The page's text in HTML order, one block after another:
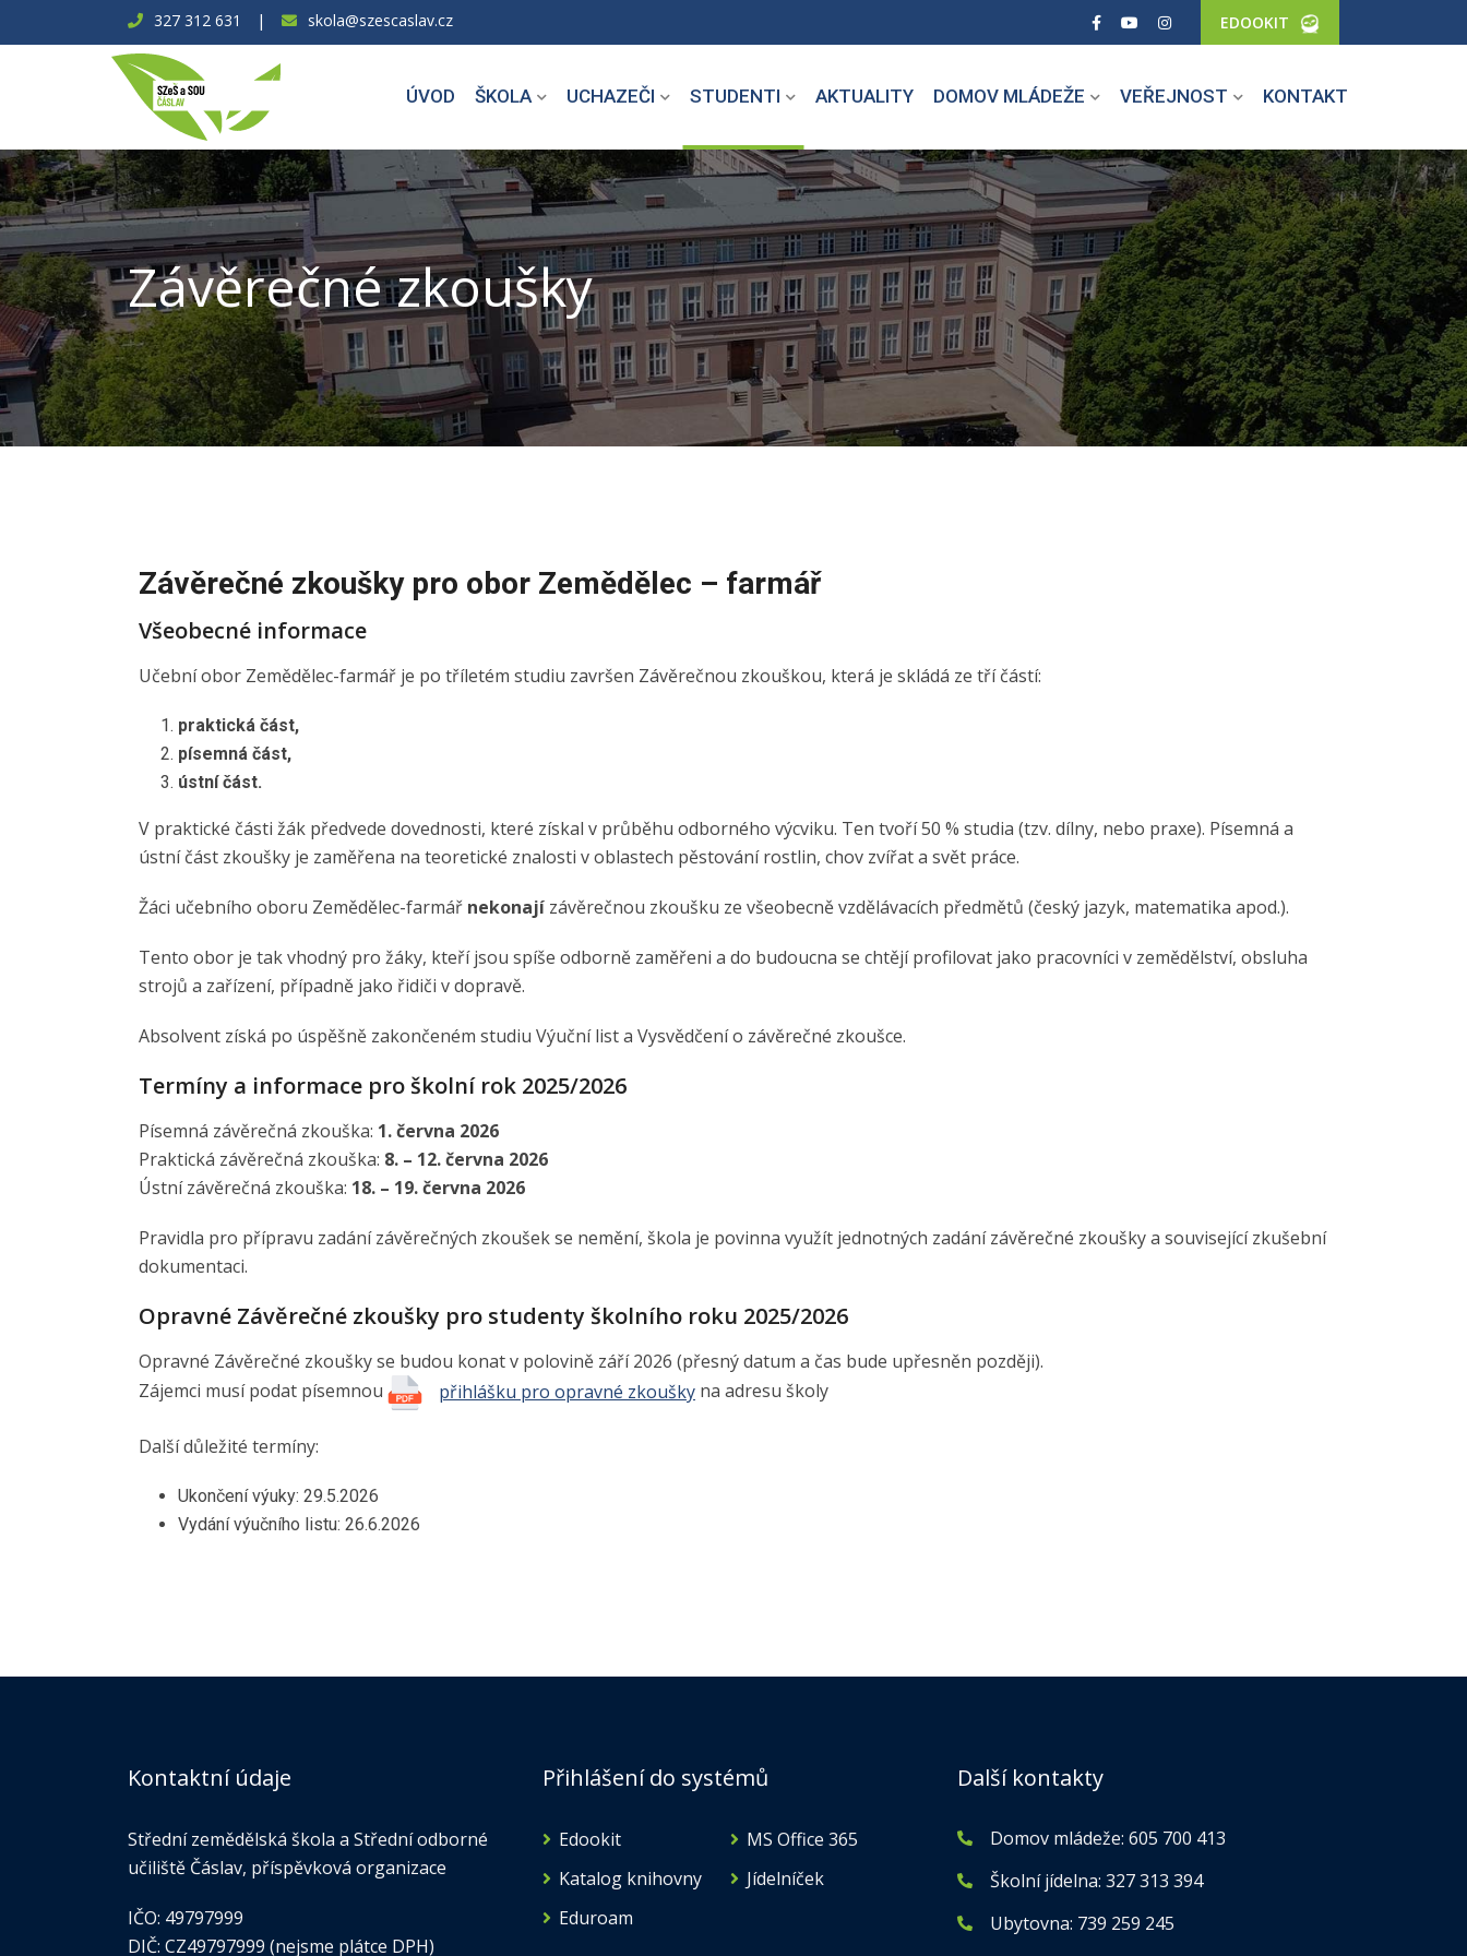
327 312 631 | skola@szescaslav.cz EDOOKIT
ÚVOD ŠKOLA UCHAZEČI STUDENTI AKTUALITY DOMOV MLÁDEŽE VEŘEJNOST KONTAKT
Závěrečné zkoušky
Závěrečné zkoušky pro obor Zemědělec – farmář
Všeobecné informace
Učební obor Zemědělec-farmář je po tříletém studiu završen Závěrečnou zkouškou, která je skládá ze tří částí:
praktická část,
písemná část,
ústní část.
V praktické části žák předvede dovednosti, které získal v průběhu odborného výcviku. Ten tvoří 50 % studia (tzv. dílny, nebo praxe). Písemná a
ústní část zkoušky je zaměřena na teoretické znalosti v oblastech pěstování rostlin, chov zvířat a svět práce.
Žáci učebního oboru Zemědělec-farmář nekonají závěrečnou zkoušku ze všeobecně vzdělávacích předmětů (český jazyk, matematika apod.).
Tento obor je tak vhodný pro žáky, kteří jsou spíše odborně zaměřeni a do budoucna se chtějí profilovat jako pracovníci v zemědělství, obsluha
strojů a zařízení, případně jako řidiči v dopravě.
Absolvent získá po úspěšně zakončeném studiu Výuční list a Vysvědčení o závěrečné zkoušce.
Termíny a informace pro školní rok 2025/2026
Písemná závěrečná zkouška: 1. června 2026
Praktická závěrečná zkouška: 8. – 12. června 2026
Ústní závěrečná zkouška: 18. – 19. června 2026
Pravidla pro přípravu zadání závěrečných zkoušek se nemění, škola je povinna využít jednotných zadání závěrečné zkoušky a související zkušební
dokumentaci.
Opravné Závěrečné zkoušky pro studenty školního roku 2025/2026
Opravné Závěrečné zkoušky se budou konat v polovině září 2026 (přesný datum a čas bude upřesněn později).
Zájemci musí podat písemnou
přihlášku pro opravné zkoušky na adresu školy
Další důležité termíny:
Ukončení výuky: 29.5.2026
Vydání výučního listu: 26.6.2026
Kontaktní údaje
Střední zemědělská škola a Střední odborné
učiliště Čáslav, příspěvková organizace
IČO: 49797999
DIČ: CZ49797999 (nejsme plátce DPH)
Přihlášení do systémů
Edookit
MS Office 365
Katalog knihovny
Jídelníček
Eduroam
Další kontakty
Domov mládeže: 605 700 413
Školní jídelna: 327 313 394
Ubytovna: 739 259 245